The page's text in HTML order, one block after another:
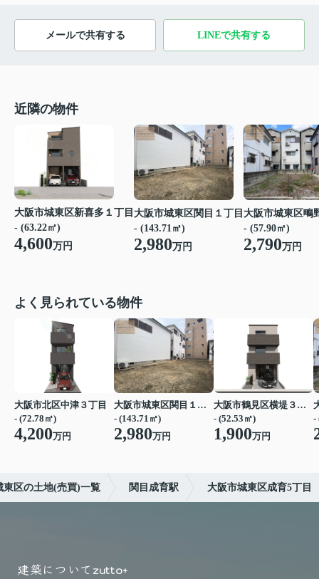
メールで共有する LINEで共有する
近隣の物件
大阪市城東区新喜多１丁目
- (63.22㎡)
4,600万円
大阪市城東区関目１丁目
- (143.71㎡)
2,980万円
大阪市城東区鴫
- (57.90㎡)
2,790万円
よく見られている物件
大阪市北区中津３丁目
- (72.78㎡)
4,200万円
大阪市城東区関目１丁目
- (143.71㎡)
2,980万円
大阪市鶴見区横堤３丁目
- (52.53㎡)
1,900万円
-
東区の土地(売買)一覧 関目成育駅 大阪市城東区成育5丁目
建築について zutto+